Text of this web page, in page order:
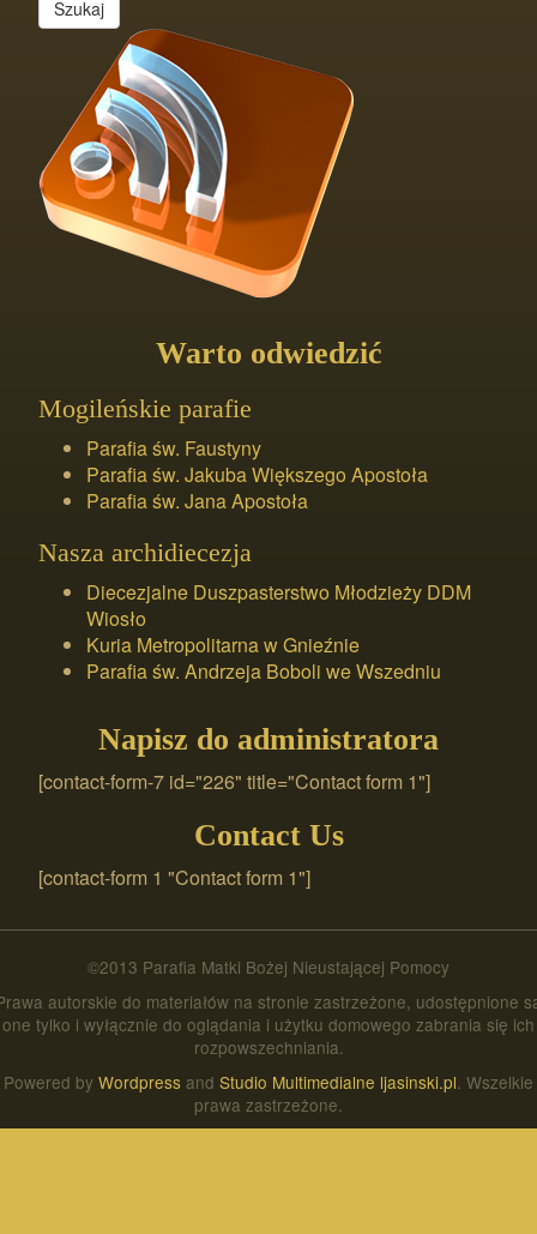
Szukaj
Warto odwiedzić
Mogileńskie parafie
Parafia św. Faustyny
Parafia św. Jakuba Większego Apostoła
Parafia św. Jana Apostoła
Nasza archidiecezja
Diecezjalne Duszpasterstwo Młodzieży DDM
Wiosło
Kuria Metropolitarna w Gnieźnie
Parafia św. Andrzeja Boboli we Wszedniu
Napisz do administratora
[contact-form-7 id="226" title="Contact form 1"]
Contact Us
[contact-form 1 "Contact form 1"]
©2013 Parafia Matki Bożej Nieustającej Pomocy
autorskie do materiałów na stronie zastrzeżone, udostępnione
one tylko i wyłącznie do oglądania i użytku domowego zabrania się ich
rozpowszechniania.
Powered by Wordpress and Studio Multimedialne ljasinski.pl . Wszelkie
prawa zastrzeżone.